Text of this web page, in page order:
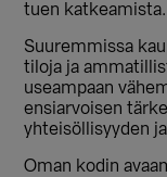
tuen katkeamista.
Suuremmissa
tiloja ja
useampaan
ensiarvoisen
yhteisöllisyyden
Oman kodin